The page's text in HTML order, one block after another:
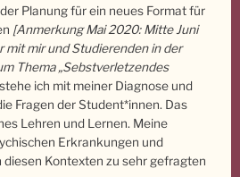
Planung für ein neues Format für
[Anmerkung Mai 2020: Mitte Juni
mit mir und Studierenden in der
Thema „Sebstverletzendes
ich mit meiner Diagnose und
Fragen der Student*innen. Das
Lehren und Lernen. Meine
Erkrankungen und
Kontexten zu sehr gefragten